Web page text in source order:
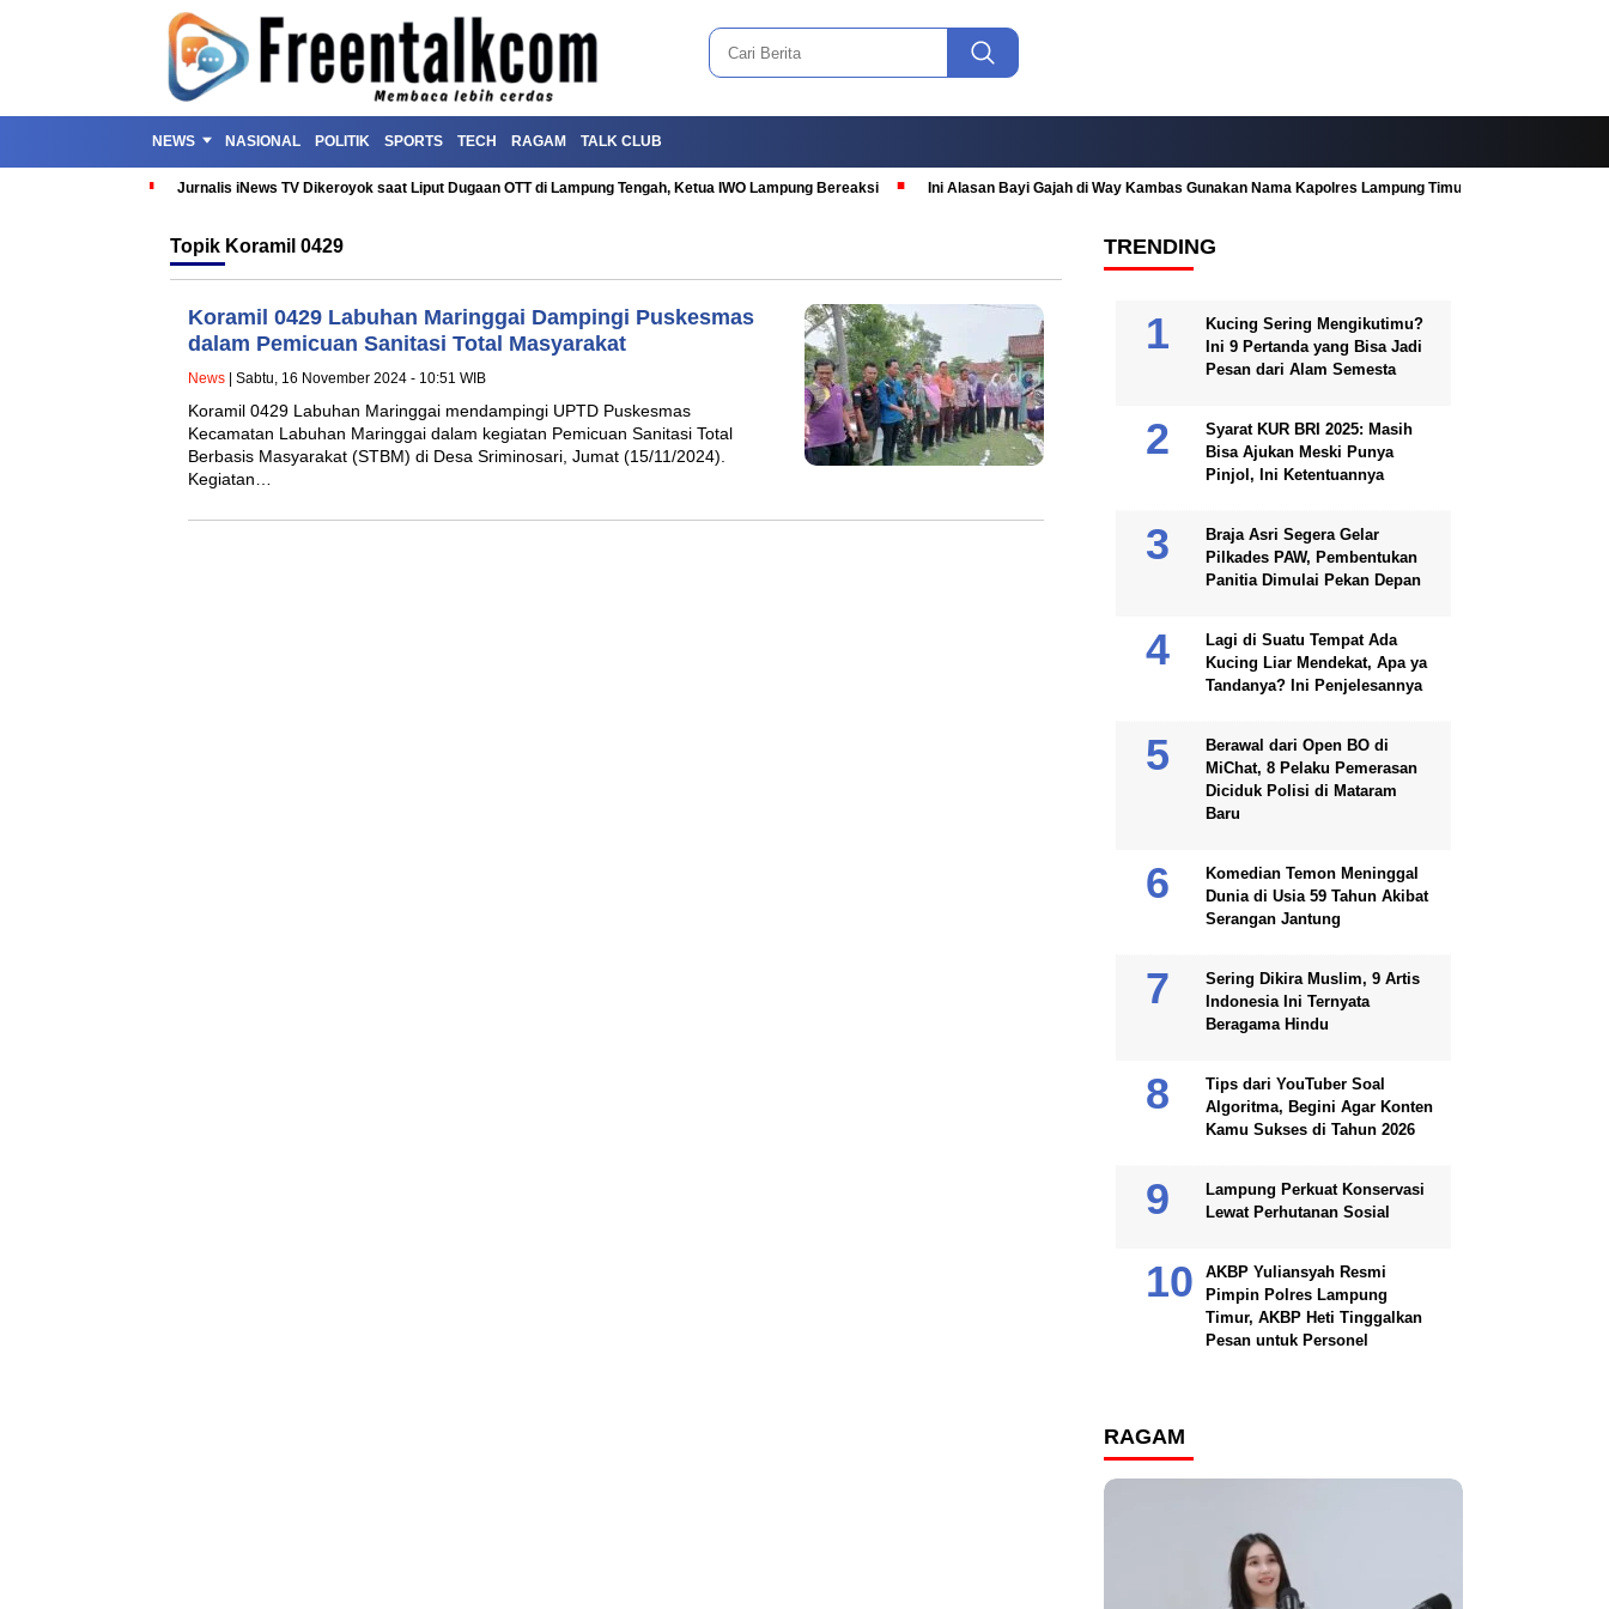
NEWS NASIONAL POLITIK SPORTS TECH RAGAM TALK CLUB
Jurnalis iNews TV Dikeroyok saat Liput Dugaan OTT di Lampung Tengah, Ketua IWO Lampung Bereaksi Ini Alasan Bayi Gajah di Way Kambas Gunakan Nama Kapolres Lampung Timur
Topik Koramil 0429
Koramil 0429 Labuhan Maringgai Dampingi Puskesmas
dalam Pemicuan Sanitasi Total Masyarakat
News | Sabtu, 16 November 2024 - 10:51 WIB
Koramil 0429 Labuhan Maringgai mendampingi UPTD Puskesmas
Kecamatan Labuhan Maringgai dalam kegiatan Pemicuan Sanitasi Total
Berbasis Masyarakat (STBM) di Desa Sriminosari, Jumat (15/11/2024).
Kegiatan…
TRENDING
Kucing Sering Mengikutimu?
Ini 9 Pertanda yang Bisa Jadi
Pesan dari Alam Semesta
Syarat KUR BRI 2025: Masih
Bisa Ajukan Meski Punya
Pinjol, Ini Ketentuannya
Braja Asri Segera Gelar
Pilkades PAW, Pembentukan
Panitia Dimulai Pekan Depan
Lagi di Suatu Tempat Ada
Kucing Liar Mendekat, Apa ya
Tandanya? Ini Penjelesannya
Berawal dari Open BO di
MiChat, 8 Pelaku Pemerasan
Diciduk Polisi di Mataram
Baru
Komedian Temon Meninggal
Dunia di Usia 59 Tahun Akibat
Serangan Jantung
Sering Dikira Muslim, 9 Artis
Indonesia Ini Ternyata
Beragama Hindu
Tips dari YouTuber Soal
Algoritma, Begini Agar Konten
Kamu Sukses di Tahun 2026
Lampung Perkuat Konservasi
Lewat Perhutanan Sosial
AKBP Yuliansyah Resmi
Pimpin Polres Lampung
Timur, AKBP Heti Tinggalkan
Pesan untuk Personel
RAGAM